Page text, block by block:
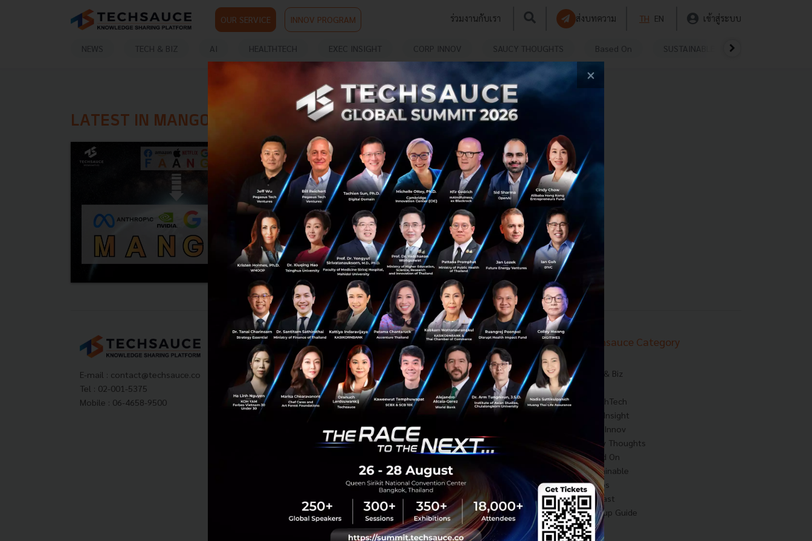
OUR SERVICE INNOV PROGRAM ร่วมงานกับเรา ส่งบทความ TH EN เข้าสู่ระบบ
NEWS TECH & BIZ AI HEALTHTECH EXEC INSIGHT CORP INNOV SAUCY THOUGHTS Based On SUSTAINABLE
LATEST IN MANGOS
นี่คือยุคของ MANGOS มหาอำนาจ Tech กลุ่มใหม่ ที่
กำลังจะมาครองเศรษฐกิจโลก สัญญาณเปลี่ยนผ่าน
โลกเก่า
าก่อน FAANG! เตรียมต้อนรับ 'MANGOS' (Meta, Anthropic,
Nvidia, Google, OpenAI, SpaceX) 6 มหาอำนาจเทคฯ กลุ่ม
ใหม่ที่กำลังจะครองโลกด้วย AI และคลื่น IPO ยักษ์...
มิถุนายน 10, 2026| ByTechsauce Team
0
Tech & Biz Mangos big-tech
E-mail : contact@techsauce.co
Tel : 02-001-5375
Mobile : 06-4658-9500
Techsauce Media
About Techsauce
Techsauce Services
Privacy Policy
ส่งบทความ
Techsauce Global Summit
Trending Tags
Corporate Innovation
Digital Transformation
E-Commerce
Startup
Technology
Techsauce Category
News
Tech & Biz
HealthTech
Exec Insight
Corp Innov
Saucy Thoughts
Based On
Sustainable
Videos
Podcast
Startup Guide
×